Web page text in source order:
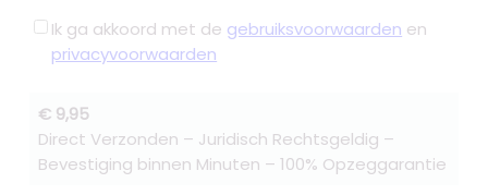
Ik ga akkoord met de gebruiksvoorwaarden en
privacyvoorwaarden
€ 9,95
Direct Verzonden – Juridisch Rechtsgeldig –
Bevestiging binnen Minuten – 100% Opzeggarantie